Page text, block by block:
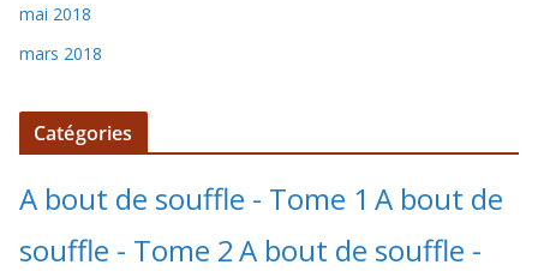
mai 2018
mars 2018
Catégories
A bout de souffle - Tome 1 A bout de
souffle - Tome 2A bout de souffle -